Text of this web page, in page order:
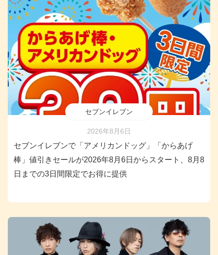
セブンイレブン
2026年8月6日
セブンイレブンで「アメリカンドッグ」「からあげ
棒」値引きセールが2026年8月6日からスタート、8月8
日までの3日間限定でお得に提供